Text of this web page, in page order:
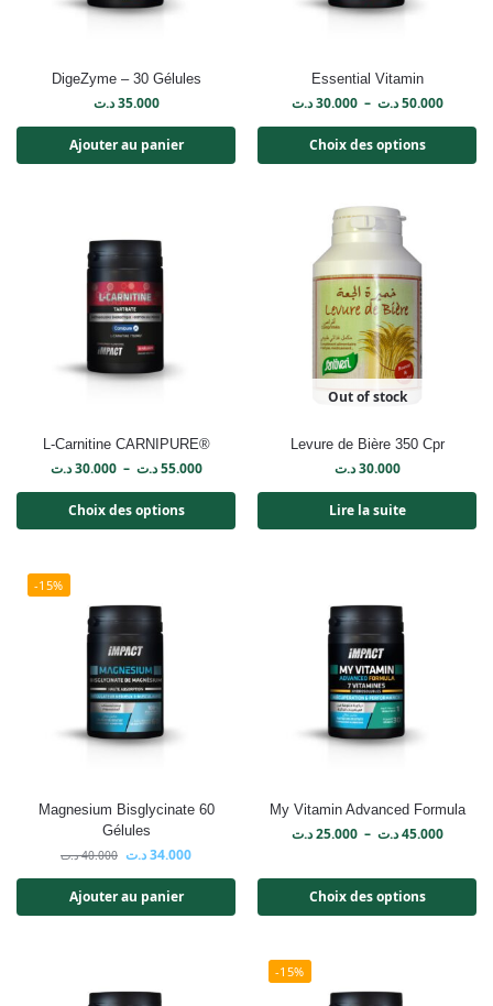
DigeZyme – 30 Gélules
35.000 د.ت
Ajouter au panier
Essential Vitamin
30.000 د.ت – 50.000 د.ت
Choix des options
L-Carnitine CARNIPURE®
30.000 د.ت – 55.000 د.ت
Choix des options
Out of stock
Levure de Bière 350 Cpr
30.000 د.ت
Lire la suite
-15%
Magnesium Bisglycinate 60
Gélules
40.000 د.ت 34.000د.ت
Ajouter au panier
My Vitamin Advanced Formula
25.000 د.ت – 45.000 د.ت
Choix des options
-15%